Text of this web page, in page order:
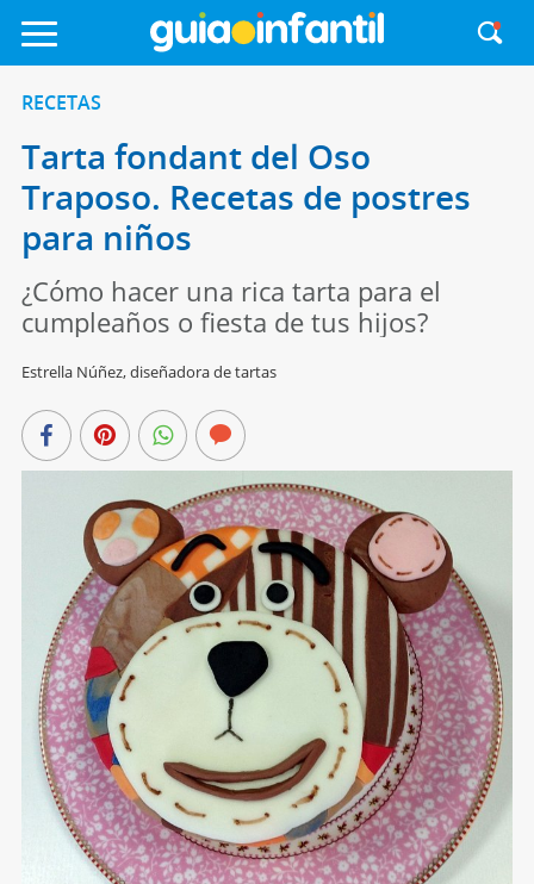
RECETAS
Tarta fondant del Oso
Traposo. Recetas de postres
para niños
¿Cómo hacer una rica tarta para el
cumpleaños o fiesta de tus hijos?
Estrella Núñez, diseñadora de tartas